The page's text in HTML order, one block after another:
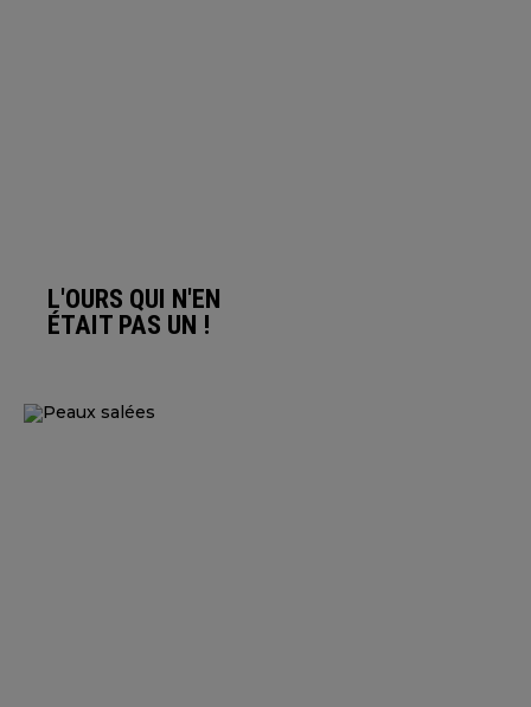
L'OURS QUI N'EN
ÉTAIT PAS UN !